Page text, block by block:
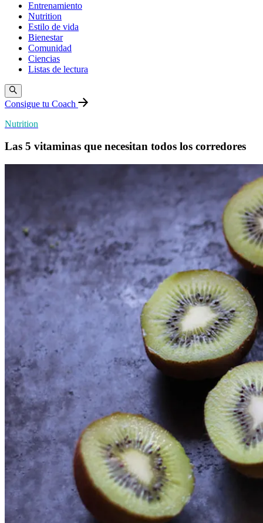
Entrenamiento
Nutrition
Estilo de vida
Bienestar
Comunidad
Ciencias
Listas de lectura
Consigue tu Coach
Nutrition
Las 5 vitaminas que necesitan todos los corredores